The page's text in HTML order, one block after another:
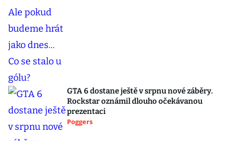
GTA 6 dostane ještě v srpnu nové záběry.
Rockstar oznámil dlouho očekávanou
prezentaci
Poggers